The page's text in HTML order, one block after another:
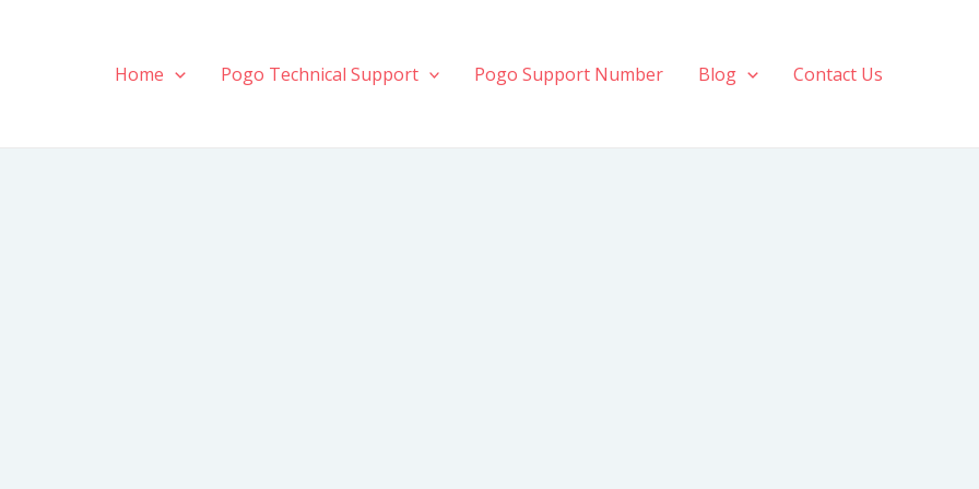
Home Pogo Technical Support Pogo Support Number Blog Contact Us